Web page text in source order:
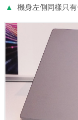
▲ 機身左側同樣只